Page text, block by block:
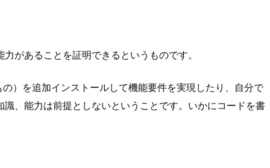
があることを証明できるというものです。
）を追加インストールして機能要件を実現したり、自分で
、能力は前提としないということです。いかにコードを書